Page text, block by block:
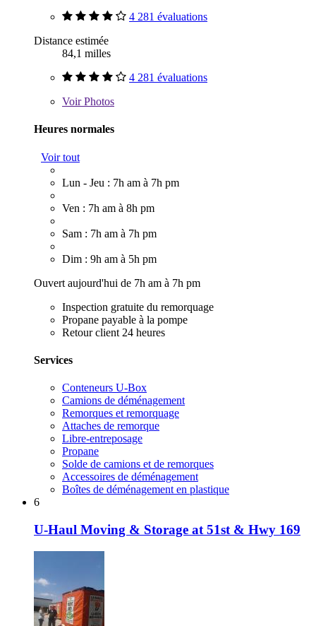
4 281 évaluations
Distance estimée
84,1 milles
4 281 évaluations
VoirPhotos
Heures normales
Voir tout
Lun - Jeu : 7h am à 7h pm
Ven : 7h am à 8h pm
Sam : 7h am à 7h pm
Dim : 9h am à 5h pm
Ouvert aujourd'hui de 7h am à 7h pm
Inspection gratuite du remorquage
Propane payable à la pompe
Retour client 24 heures
Services
Conteneurs U-Box
Camions de déménagement
Remorques et remorquage
Attaches de remorque
Libre-entreposage
Propane
Solde de camions et de remorques
Accessoires de déménagement
Boîtes de déménagement en plastique
6
U-Haul Moving & Storage at 51st & Hwy 169